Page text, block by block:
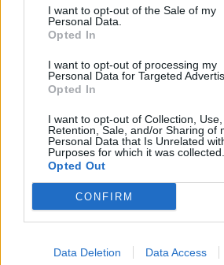
I want to opt-out of the Sale of my
Personal Data.
Opted In
I want to opt-out of processing my
Personal Data for Targeted
Opted In
I want to opt-out of Collection, Use,
Retention, Sale, and/or Sharing of
Personal Data that Is Unrelated
Purposes for which it was collected.
Opted Out
CONFIRM
Data Deletion Data Access
szakosztályának elnöke, tavaly óta
bizottságának egyetlen magyar
bajnoki szezonról és a tervekről